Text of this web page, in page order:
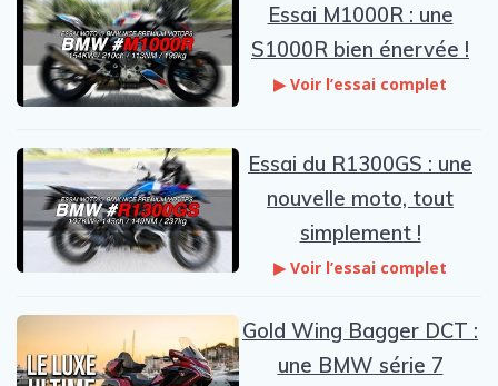
Essai M1000R : une
S1000R bien énervée !
▶ Voir l’essai complet
Essai du R1300GS : une
nouvelle moto, tout
simplement !
▶ Voir l’essai complet
Gold Wing Bagger DCT :
une BMW série 7